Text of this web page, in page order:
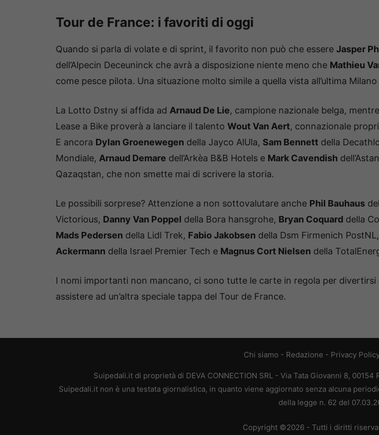
Tour de France: i favoriti di oggi
Quando si parla di volate e di sprint, il favorito non può che essere Jasper
dell’Alpecin Deceuninck che avrà a disposizione niente meno che Mathieu
come pesce pilota. Una situazione molto simile a quella vista all’ultima
La Lotto Dstny si affida ad Arnaud De Lie, campione nazionale belga,
Lease a Bike proverà a lanciare il talento Wout Van Aert, connazionale
E ancora Dylan Groenewegen della Jayco AlUla, Sam Bennett della
Mondiale, Arnaud Demare dell’Arkèa B&B Hotels e Mark Cavendish
Qazaqstan, che non smette mai di scrivere la storia.
Le possibili sorprese? Attenzione a non sottovalutare anche Phil Bauhaus
Victorious, Danny Van Poppel della Bora hansgrohe, Bryan Coquard della
Mads Pedersen della Lidl Trek, Fabio Jakobsen della Dsm Firmenich PostNL,
Ackermann della Israel Premier Tech e Magnus Cort Nielsen della
I nomi importanti non mancano, ci sono tutte le carte in regola per divertirsi
assistere ad un’altra speciale tappa del Tour de France.
Chi siamo - Redazione - Privacy
Suipedali.it di proprietà di DEVA CONNECTION SRL - Via Tata Giovanni 8,
Suipedali.it non è una testata giornalistica, in quanto viene aggiornato senza alcuna
della legge n. 62 del
Copyright ©2026 - Tutti i diritti